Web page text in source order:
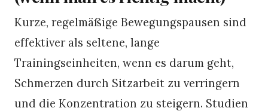
Kurze, regelmäßige Bewegungspausen sind
effektiver als seltene, lange
Trainingseinheiten, wenn es darum geht,
Schmerzen durch Sitzarbeit zu verringern
und die Konzentration zu steigern. Studien